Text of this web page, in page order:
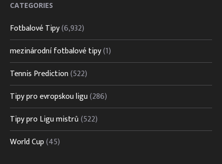
CATEGORIES
Fotbalové Tipy(6,932)
mezinárodní fotbalové tipy(1)
Tennis Prediction(522)
Tipy pro evropskou ligu(286)
Tipy pro Ligu mistrů(522)
World Cup(45)